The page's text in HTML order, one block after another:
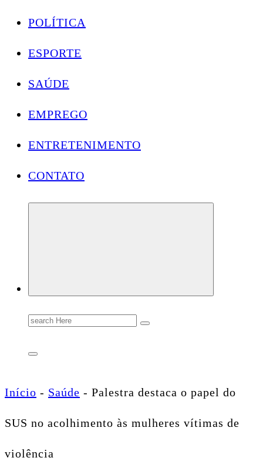
POLÍTICA
ESPORTE
SAÚDE
EMPREGO
ENTRETENIMENTO
CONTATO
Search
for:
Início - Saúde - Palestra destaca o papel do
SUS no acolhimento às mulheres vítimas de
violência